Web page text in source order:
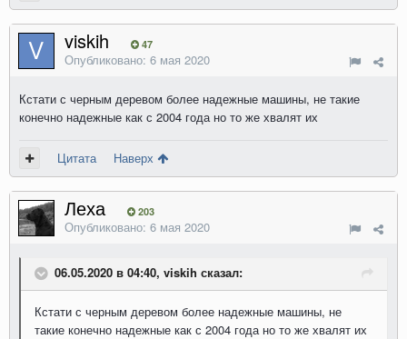
viskih 47
Опубликовано: 6 мая 2020
Кстати с черным деревом более надежные машины, не такие
конечно надежные как с 2004 года но то же хвалят их
Цитата Наверх
Леха 203
Опубликовано: 6 мая 2020
06.05.2020 в 04:40, viskih сказал:
Кстати с черным деревом более надежные машины, не
такие конечно надежные как с 2004 года но то же хвалят их